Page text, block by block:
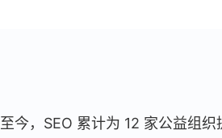
今，SEO 累计为 12 家公益组